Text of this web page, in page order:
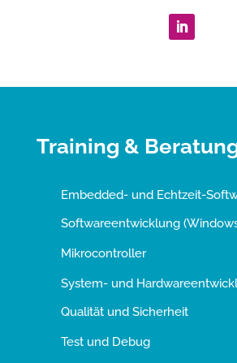
Training &
Embedded- und Echtzeit-
Softwareentwicklung
Mikrocontroller
System- und
Qualität und Sicherheit
Test und Debug